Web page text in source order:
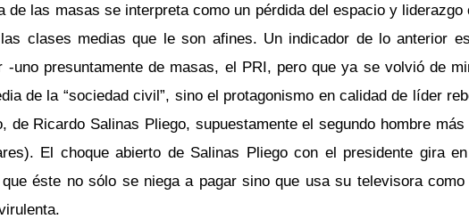
de las masas se interpreta como un pérdida del espacio y liderazgo
clases medias que le son afines. Un indicador de lo anterior
-uno presuntamente de masas, el PRI, pero que ya se volvió de
de la “sociedad civil”, sino el protagonismo en calidad de líder
Ricardo Salinas Pliego, supuestamente el segundo hombre más
El choque abierto de Salinas Pliego con el presidente gira
éste no sólo se niega a pagar sino que usa su televisora como